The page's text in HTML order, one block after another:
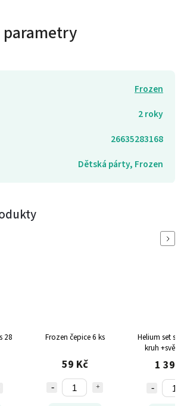
parametry
Frozen
2 roky
26635283168
Dětská párty, Frozen
28
Frozen čepice 6 ks
59 Kč
Helium set
kruh
balónky
1 399
Next